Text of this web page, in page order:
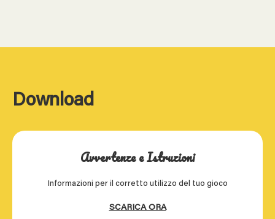
Download
Avvertenze e Istruzioni
Informazioni per il corretto utilizzo del tuo gioco
SCARICA ORA